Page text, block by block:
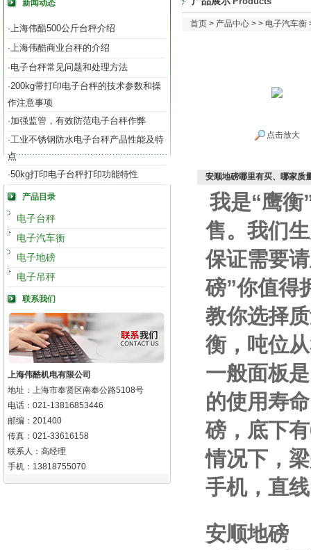
新闻动态
·上海伟酷500公斤台秤介绍
·上海伟酷商业台秤的介绍
·电子台秤常见问题和处理方法
·200kg带打印电子台秤的技术参数和操
作注意事项
·加强监管，有效防范电子台秤作弊
·工业不锈钢防水电子台秤产品性能及特
点
·50kg打印电子台秤打印功能特性
产品目录
电子台秤
电子汽车衡
电子地磅
电子吊秤
联系我们
上海伟酷机电有限公司
地址：上海市奉贤区南奉公路5108号
电话：021-13816853446
邮编：201400
传真：021-33616158
联系人：高经理
手机：13818755070
首页 > 产品中心 > > 电子汽车衡
点击放大
安顺地磅哪里有买、哪家质
我是“鹰衡
售。我们
保证需要
磅”你值得
教你选择
衡，吨位从
一般面板是
的使用寿
磅，底下有
情况下，
手机，直线
安顺地磅